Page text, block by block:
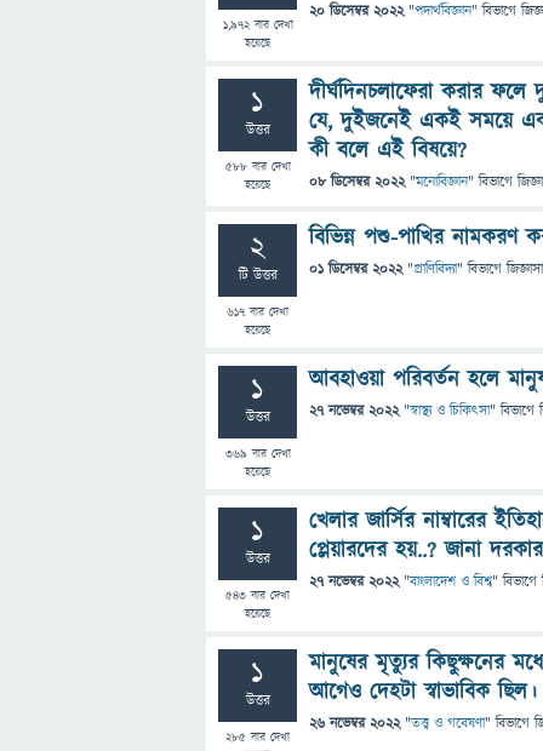
1,972বার দেখা
হয়েছে
20 ডিসেম্বর 2022 "পদার্থবিজ্ঞান" বিভাগে
1
উত্তর
588বার দেখা
হয়েছে
দীর্ঘদিনচলাফেরা করার
যে, দুইজনেই একই সময়ে
কী বলে এই বিষয়ে?
08 ডিসেম্বর 2022 "মনোবিজ্ঞান" বিভাগে
2
টি উত্তর
617 বার দেখা
হয়েছে
বিভিন্ন পশু-পাখির নামকরণ
01 ডিসেম্বর 2022 "প্রাণিবিদ্যা" বিভাগে জিজ্ঞাসা
1
উত্তর
369 বার দেখা
হয়েছে
আবহাওয়া পরিবর্তন হলে
27 নভেম্বর 2022 "স্বাস্থ্য ও চিকিৎসা" বিভাগে
1
উত্তর
543 বার দেখা
হয়েছে
খেলার জার্সির নাম্বারের
প্লেয়ারদের হয়..? জানা
27 নভেম্বর 2022 "বাংলাদেশ ও বিশ্ব" বিভাগে
1
উত্তর
285 বার দেখা
মানুষের মৃত্যুর কিছুক্ষনের
আগেও দেহটা স্বাভাবিক
26 নভেম্বর 2022 "তত্ত্ব ও গবেষণা" বিভাগে